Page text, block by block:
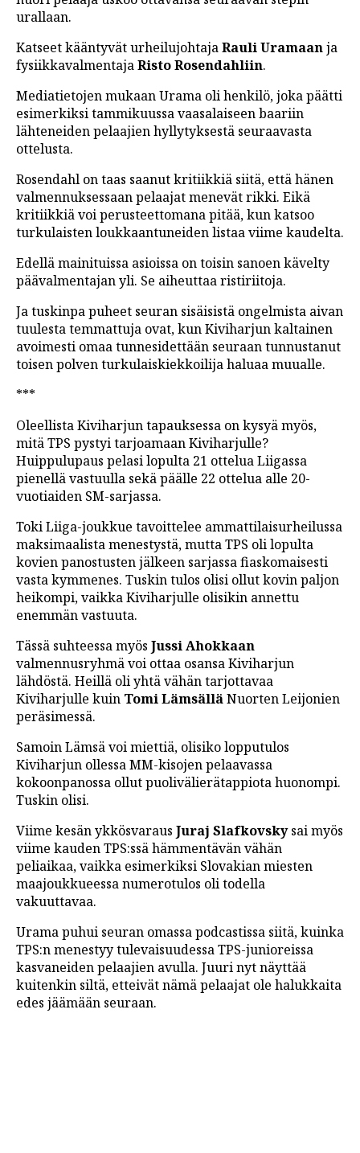
urallaan.
Katseet kääntyvät urheilujohtajaRauli Uramaanja
fysiikkavalmentajaRisto Rosendahliin.
Mediatietojen mukaan Urama oli henkilö, joka päätti
esimerkiksi tammikuussa vaasalaiseen baariin
lähteneiden pelaajien hyllytyksestä seuraavasta
ottelusta.
Rosendahl on taas saanut kritiikkiä siitä, että hänen
valmennuksessaan pelaajat menevät rikki. Eikä
kritiikkiä voi perusteettomana pitää, kun katsoo
turkulaisten loukkaantuneiden listaa viime kaudelta.
Edellä mainituissa asioissa on toisin sanoen kävelty
päävalmentajan yli. Se aiheuttaa ristiriitoja.
Ja tuskinpa puheet seuran sisäisistä ongelmista aivan
tuulesta temmattuja ovat, kun Kiviharjun kaltainen
avoimesti omaa tunnesidettään seuraan tunnustanut
toisen polven turkulaiskiekkoilija haluaa muualle.
***
Oleellista Kiviharjun tapauksessa on kysyä myös,
mitä TPS pystyi tarjoamaan Kiviharjulle?
Huippulupaus pelasi lopulta 21 ottelua Liigassa
pienellä vastuulla sekä päälle 22 ottelua alle 20-
vuotiaiden SM-sarjassa.
Toki Liiga-joukkue tavoittelee ammattilaisurheilussa
maksimaalista menestystä, mutta TPS oli lopulta
kovien panostusten jälkeen sarjassa fiaskomaisesti
vasta kymmenes. Tuskin tulos olisi ollut kovin paljon
heikompi, vaikka Kiviharjulle olisikin annettu
enemmän vastuuta.
Tässä suhteessa myös Jussi Ahokkaan
valmennusryhmä voi ottaa osansa Kiviharjun
lähdöstä. Heillä oli yhtä vähän tarjottavaa
Kiviharjulle kuin Tomi LämsälläNuorten Leijonien
peräsimessä.
Samoin Lämsä voi miettiä, olisiko lopputulos
Kiviharjun ollessa MM-kisojen pelaavassa
kokoonpanossa ollut puolivälierätappiota huonompi.
Tuskin olisi.
Viime kesän ykkösvaraus Juraj Slafkovskysai myös
viime kauden TPS:ssä hämmentävän vähän
peliaikaa, vaikka esimerkiksi Slovakian miesten
maajoukkueessa numerotulos oli todella
vakuuttavaa.
Urama puhui seuran omassa podcastissa siitä, kuinka
TPS:n menestyy tulevaisuudessa TPS-junioreissa
kasvaneiden pelaajien avulla. Juuri nyt näyttää
kuitenkin siltä, etteivät nämä pelaajat ole halukkaita
edes jäämään seuraan.